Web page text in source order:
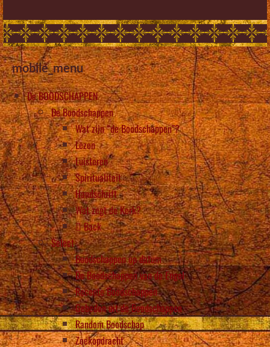
mobile_menu
De BOODSCHAPPEN
De Boodschappen
Wat zijn “de Boodschappen”?
Lezen
Luisteren
Spiritualiteit
Handschrift
Wat zegt de Kerk?
Back
Select
Boodschappen op datum
De Boodschappen van de Engel
Recente Boodschappen
Gebeden uit de Boodschappen
Random Boodschap
Zoekopdracht